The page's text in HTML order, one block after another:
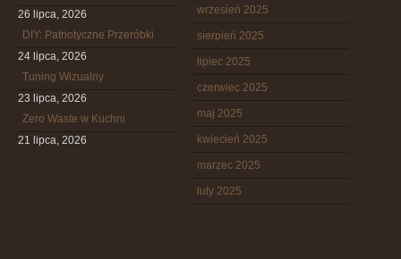
26 lipca, 2026
DIY: Patriotyczne Przeróbki
24 lipca, 2026
Tuning Wizualny
23 lipca, 2026
Zero Waste w Kuchni
21 lipca, 2026
wrzesień 2025
sierpień 2025
lipiec 2025
czerwiec 2025
maj 2025
kwiecień 2025
marzec 2025
luty 2025